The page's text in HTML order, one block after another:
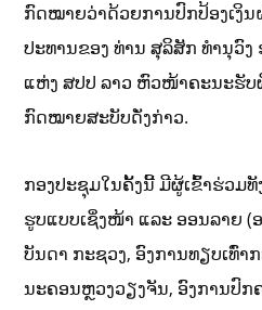
ກົດໝາຍວ່າດ້ວຍການປົກປ້ອງເງິນ
ປະທານຂອງ ທ່ານ ສຸລິສັກ ທໍານຸວົ
ແຫ່ງ ສປປ ລາວ ຫົວໜ້າຄະນະຮັ
ກົດໝາຍສະບັບດັ່ງກ່າວ.
ກອງປະຊຸມໃນຄັ້ງນີ້ ມີຜູ້ເຂົ້າຮ່ວມ
ຮູບແບບເຊິ່ງໜ້າ ແລະ ອອນລາຍ (
ບັນດາ ກະຊວງ, ອົງການທຽບເທົ່າ
ນະຄອນຫຼວງວຽງຈັນ, ອົງການປົກ